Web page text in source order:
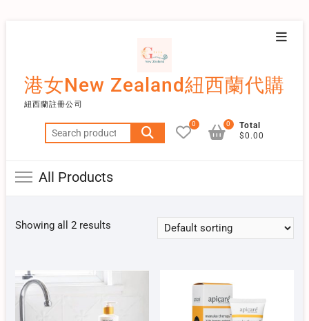
港女New Zealand紐西蘭代購
紐西蘭註冊公司
Search
for:
0
Total
$0.00
0
All Products
Showing all 2 results